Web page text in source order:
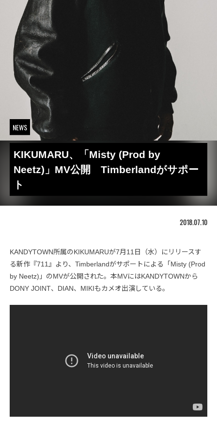
NEWS
KIKUMARU、「Misty (Prod by
Neetz)」MV公開 Timberlandがサポー
ト
2018.07.10
KANDYTOWN所属のKIKUMARUが7月11日（水）にリリースす
る新作『711』より、Timberlandがサポートによる「Misty (Prod
by Neetz)」のMVが公開された。本MVにはKANDYTOWNから
DONY JOINT、DIAN、MIKIもカメオ出演している。